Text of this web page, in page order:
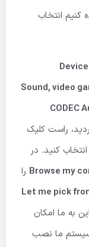
کنیم انتخاب
Device
Sound, video
CODEC
راست کلیک
انتخاب کنید. در
Browse my را
Let me pick
به ما امکان
سیستم ما نصب